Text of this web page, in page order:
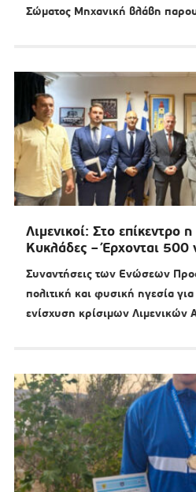
Σώματος Μηχανική βλάβη
Λιμενικοί: Στο επίκεντρο
Κυκλάδες – Έρχονται 500
Συναντήσεις των Ενώσεων
πολιτική και φυσική ηγεσία
ενίσχυση κρίσιμων Λιμενικών